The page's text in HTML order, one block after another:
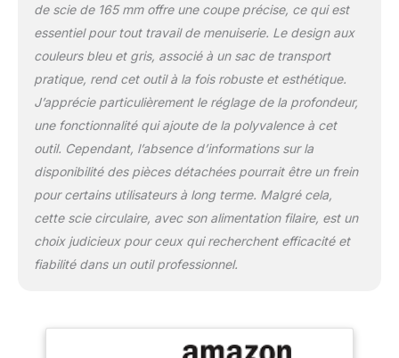
de scie de 165 mm offre une coupe précise, ce qui est
essentiel pour tout travail de menuiserie. Le design aux
couleurs bleu et gris, associé à un sac de transport
pratique, rend cet outil à la fois robuste et esthétique.
J’apprécie particulièrement le réglage de la profondeur,
une fonctionnalité qui ajoute de la polyvalence à cet
outil. Cependant, l’absence d’informations sur la
disponibilité des pièces détachées pourrait être un frein
pour certains utilisateurs à long terme. Malgré cela,
cette scie circulaire, avec son alimentation filaire, est un
choix judicieux pour ceux qui recherchent efficacité et
fiabilité dans un outil professionnel.